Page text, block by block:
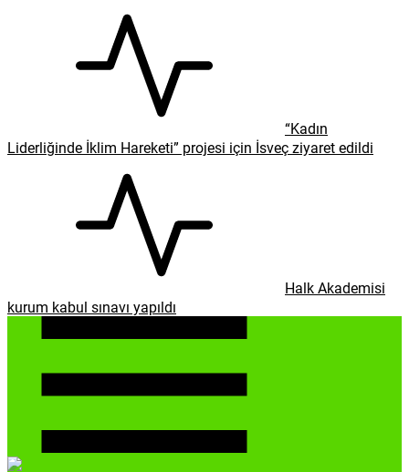
“Kadın
Liderliğinde İklim Hareketi” projesi için İsveç ziyaret edildi
Halk Akademisi
kurum kabul sınavı yapıldı